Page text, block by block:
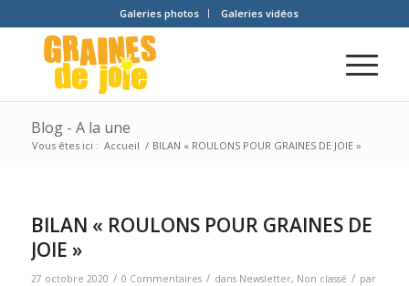
Galeries photos Galeries vidéos
Blog - A la une
Vous êtes ici : Accueil / BILAN « ROULONS POUR GRAINES DE JOIE »
BILAN « ROULONS POUR GRAINES DE
JOIE »
27 octobre 2020 / 0 Commentaires / dans Newsletter, Non classé / par